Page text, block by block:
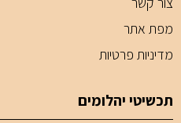
מפת אתר
מדיניות פרטיות
תכשיטי יהלומים